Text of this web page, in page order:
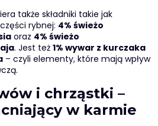
także składniki takie jak
rybnej: 4% świeżo
oraz 4% świeżo
. Jest też 1% wywar z kurczaka
– czyli elementy, które mają wpływ
i chrząstki –
w karmie